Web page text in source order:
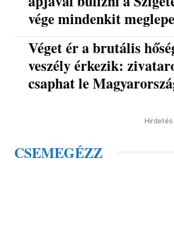
vége mindenkit
Véget ér a brutális
veszély érkezik:
csaphat le
Hirdetés
CSEMEGÉZZ